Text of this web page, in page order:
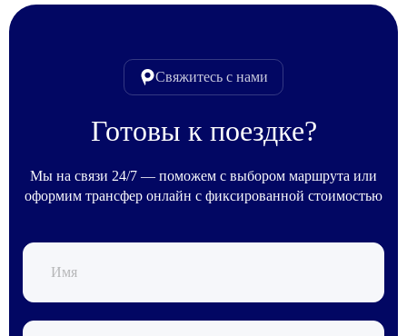
Свяжитесь с нами
Готовы к поездке?
Мы на связи 24/7 — поможем с выбором маршрута или
оформим трансфер онлайн с фиксированной стоимостью